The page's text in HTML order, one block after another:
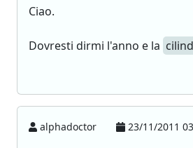
Ciao.
Dovresti dirmi l'anno e la
alphadoctor 23/11/2011